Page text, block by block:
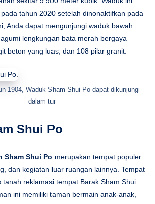
tahun 2020 setelah dinonaktifkan pada
Anda dapat mengunjungi waduk bawah
lengkungan bata merah bergaya
beton yang luas, dan 108 pilar granit.
1904, Waduk Sham Shui Po dapat dikunjungi
dalam tur
Shui Po
Sham Shui Po merupakan tempat populer
dan kegiatan luar ruangan lainnya. Tempat
tanah reklamasi tempat Barak Sham Shui
ini memiliki taman bermain anak-anak,